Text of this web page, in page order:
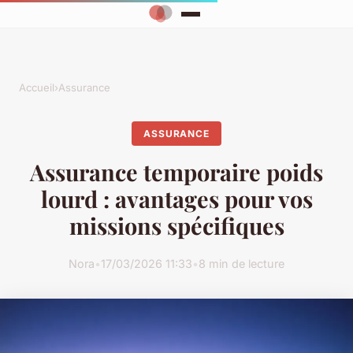
Accueil›Assurance
ASSURANCE
Assurance temporaire poids
lourd : avantages pour vos
missions spécifiques
Nora•17/03/2026 11:33•8 min de lecture